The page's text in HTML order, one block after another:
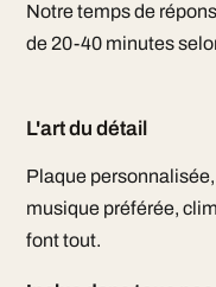
Notre temps de
de 20-40 minutes
L'art du détail
Plaque
musique préférée,
font tout.